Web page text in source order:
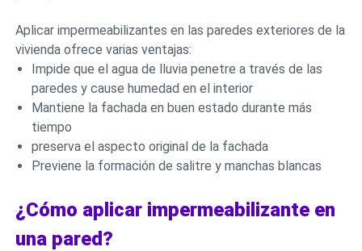
Aplicar impermeabilizantes en las paredes exteriores de la
vivienda ofrece varias ventajas:
Impide que el agua de lluvia penetre a través de las
paredes y cause humedad en el interior
Mantiene la fachada en buen estado durante más
tiempo
preserva el aspecto original de la fachada
Previene la formación de salitre y manchas blancas
¿Cómo aplicar impermeabilizante en
una pared?